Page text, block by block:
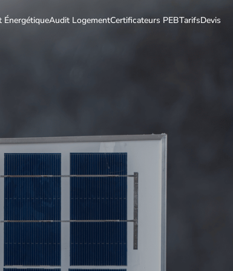
ÉnergétiqueAudit LogementCertificateurs PEBTarifsDevis